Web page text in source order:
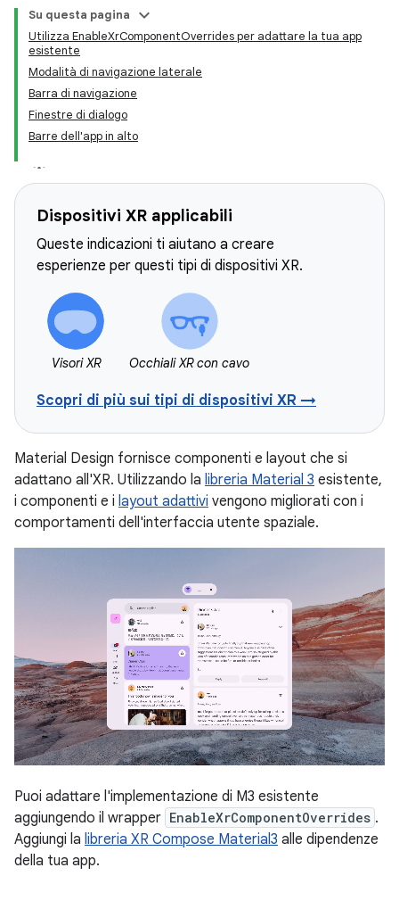
Su questa pagina
Utilizza EnableXrComponentOverrides per adattare la tua app
esistente
Modalità di navigazione laterale
Barra di navigazione
Finestre di dialogo
Barre dell'app in alto
Dispositivi XR applicabili
Queste indicazioni ti aiutano a creare
esperienze per questi tipi di dispositivi XR.
Visori XR Occhiali XR con cavo
Scopri di più sui tipi di dispositivi XR →
Material Design fornisce componenti e layout che si
adattano all'XR. Utilizzando la libreria Material 3 esistente,
i componenti e i layout adattivi vengono migliorati con i
comportamenti dell'interfaccia utente spaziale.
Puoi adattare l'implementazione di M3 esistente
aggiungendo il wrapper EnableXrComponentOverrides .
Aggiungi la libreria XR Compose Material3 alle dipendenze
della tua app.